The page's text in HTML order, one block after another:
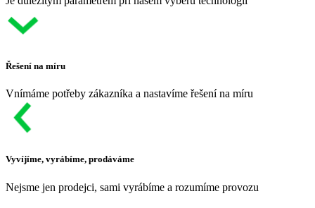
Řešení na míru
Vnímáme potřeby zákazníka a nastavíme řešení na míru
Vyvíjíme, vyrábíme, prodáváme
Nejsme jen prodejci, sami vyrábíme a rozumíme provozu